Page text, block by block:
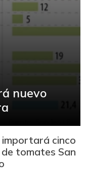
nuevo
importará cinco
de tomates San